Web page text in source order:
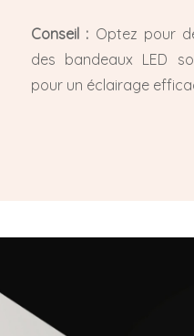
Conseil : Optez pour
des bandeaux LED
pour un éclairage